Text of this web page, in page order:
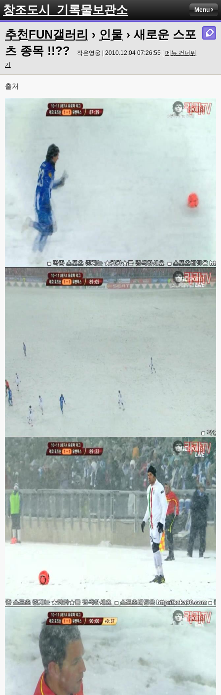
창조도시_기록물보관소 Menu
추천FUN갤러리 › 인물 › 새로운 스포
츠 종목 !!??
작은영웅 | 2010.12.04 07:26:55 | 메뉴 건너뛰
기
출처